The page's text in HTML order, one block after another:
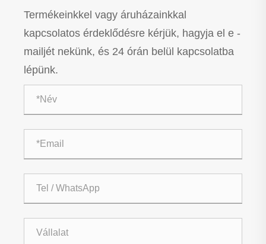
Termékeinkkel vagy áruházainkkal
kapcsolatos érdeklődésre kérjük, hagyja el e -
mailjét nekünk, és 24 órán belül kapcsolatba
lépünk.